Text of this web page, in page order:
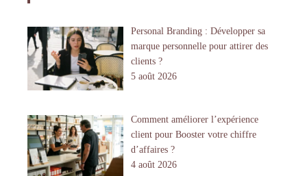
Personal Branding : Développer sa
marque personnelle pour attirer des
clients ?
5 août 2026
Comment améliorer l’expérience
client pour Booster votre chiffre
d’affaires ?
4 août 2026